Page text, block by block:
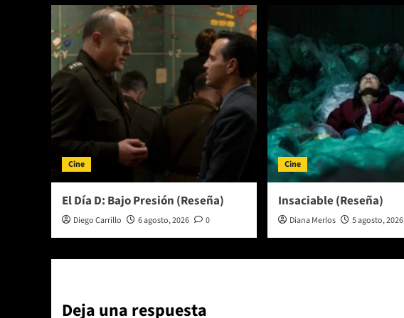
Cine
El Día D: Bajo Presión (Reseña)
Diego Carrillo 6 agosto, 2026 0
Cine
Insaciable (Reseña)
Diana Merlos 5 agosto, 2026
Deja una respuesta